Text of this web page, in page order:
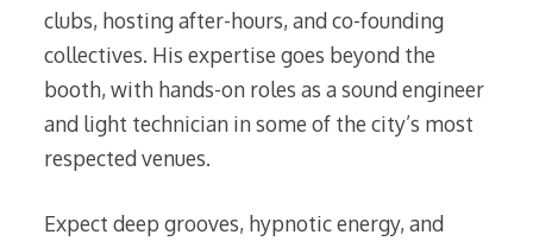
clubs, hosting after-hours, and co-founding
collectives. His expertise goes beyond the
booth, with hands-on roles as a sound engineer
and light technician in some of the city’s most
respected venues.
Expect deep grooves, hypnotic energy, and